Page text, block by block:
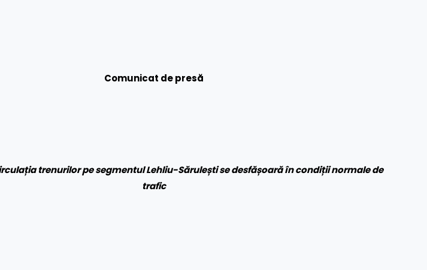
Comunicat de presă
trenurilor pe segmentul Lehliu-Sărulești se desfășoară în condiții normale de
trafic